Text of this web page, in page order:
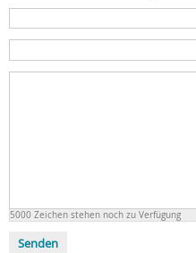
5000 Zeichen stehen noch zu Verfügung
Senden